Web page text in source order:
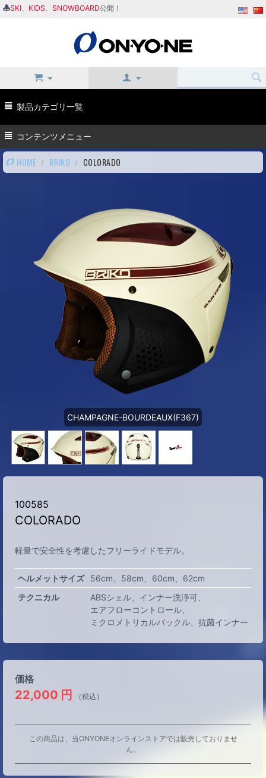
SKI KIDS SNOWBOARD公開！
製品カテゴリ一覧
コンテンツメニュー
HOME / BRIKO / COLORADO
CHAMPAGNE-BOURDEAUX(F367)
100585
COLORADO
軽量で安全性を考慮したフリーライドモデル。
ヘルメットサイズ 56cm 58cm 60cm
62cm
テクニカル
ABSシェル
インナー洗浄可
エアフローコントロール
ミクロメトリカルバックル
抗菌インナー
価格
22,000 円 （税込）
この商品は、当ONYONEオンラインストアでは販売しておりませ
ん。